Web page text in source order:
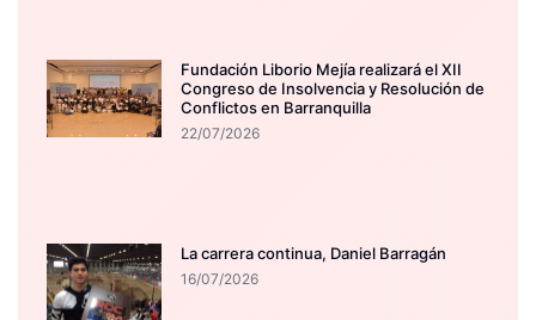
Fundación Liborio Mejía realizará el XII
Congreso de Insolvencia y Resolución de
Conflictos en Barranquilla
22/07/2026
La carrera continua, Daniel Barragán
16/07/2026